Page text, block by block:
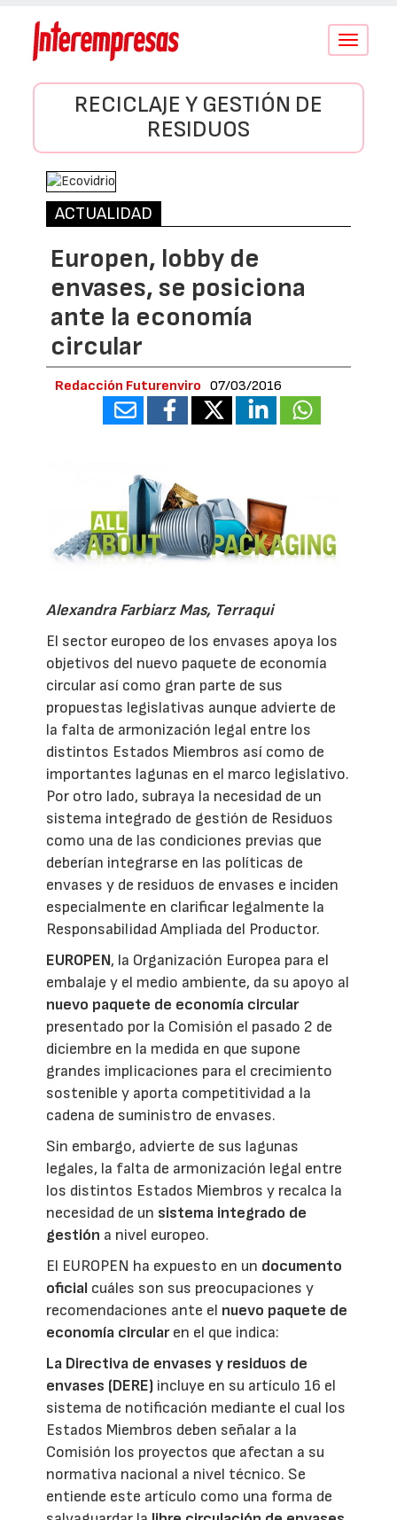
Conmutar
RECICLAJE Y GESTIÓN DE
RESIDUOS
ACTUALIDAD
Europen, lobby de
envases, se posiciona
ante la economía
circular
Redacción Futurenviro 07/03/2016
Alexandra Farbiarz Mas, Terraqui
El sector europeo de los envases apoya los
objetivos del nuevo paquete de economía
circular así como gran parte de sus
propuestas legislativas aunque advierte de
la falta de armonización legal entre los
distintos Estados Miembros así como de
importantes lagunas en el marco legislativo.
Por otro lado, subraya la necesidad de un
sistema integrado de gestión de Residuos
como una de las condiciones previas que
deberían integrarse en las políticas de
envases y de residuos de envases e inciden
especialmente en clarificar legalmente la
Responsabilidad Ampliada del Productor.
EUROPEN, la Organización Europea para el
embalaje y el medio ambiente, da su apoyo al
nuevo paquete de economía circular
presentado por la Comisión el pasado 2 de
diciembre en la medida en que supone
grandes implicaciones para el crecimiento
sostenible y aporta competitividad a la
cadena de suministro de envases.
Sin embargo, advierte de sus lagunas
legales, la falta de armonización legal entre
los distintos Estados Miembros y recalca la
necesidad de un sistema integrado de
gestión a nivel europeo.
El EUROPEN ha expuesto en un documento
oficial cuáles son sus preocupaciones y
recomendaciones ante el nuevo paquete de
economía circularen el que indica:
La Directiva de envases y residuos de
envases (DERE) incluye en su artículo 16 el
sistema de notificación mediante el cual los
Estados Miembros deben señalar a la
Comisión los proyectos que afectan a su
normativa nacional a nivel técnico. Se
entiende este artículo como una forma de